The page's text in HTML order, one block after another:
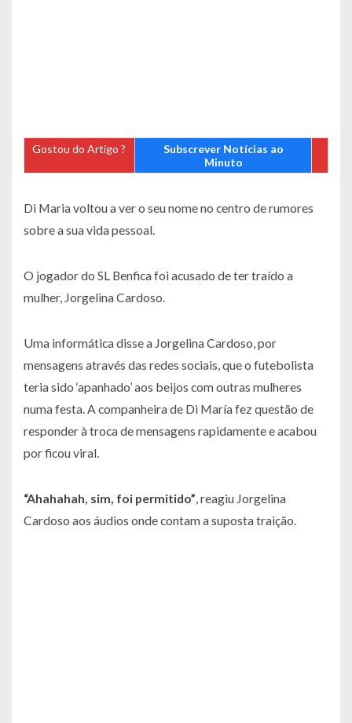
Gostou do Artigo ?
Subscrever Notícias ao
Minuto
Di Maria voltou a ver o seu nome no centro de rumores
sobre a sua vida pessoal.
O jogador do SL Benfica foi acusado de ter traído a
mulher, Jorgelina Cardoso.
Uma informática disse a Jorgelina Cardoso, por
mensagens através das redes sociais, que o futebolista
teria sido ‘apanhado’ aos beijos com outras mulheres
numa festa. A companheira de Di María fez questão de
responder à troca de mensagens rapidamente e acabou
por ficou viral.
“Ahahahah, sim, foi permitido”, reagiu Jorgelina
Cardoso aos áudios onde contam a suposta traição.